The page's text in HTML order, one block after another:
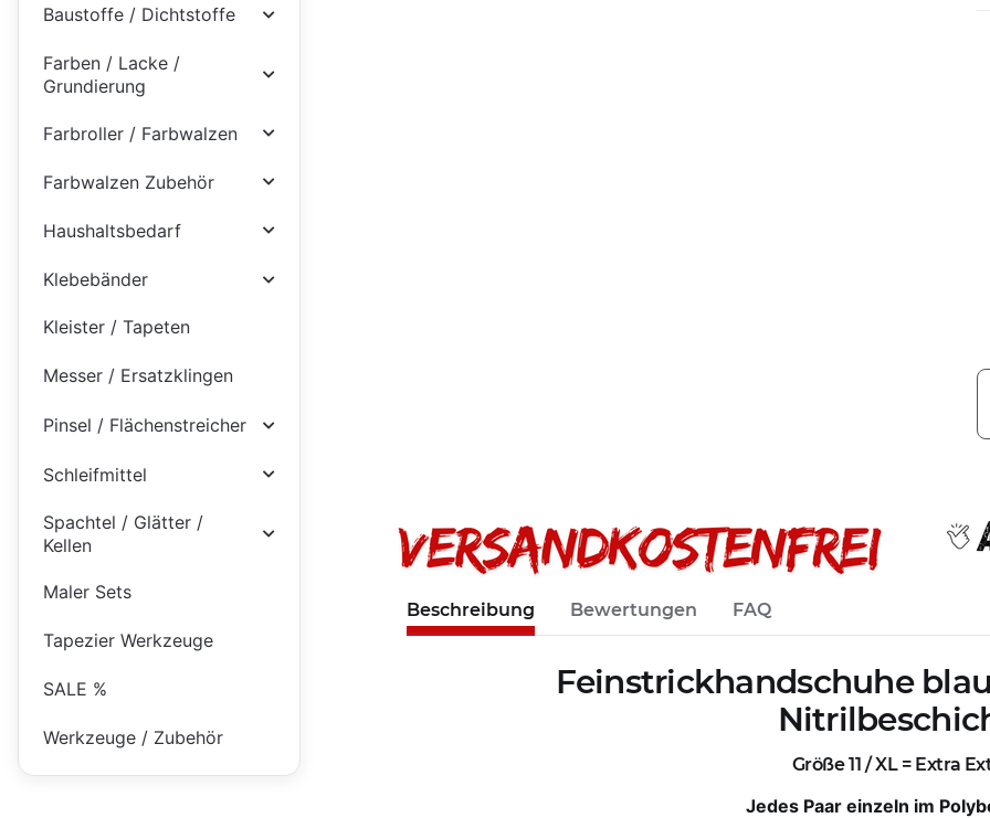
Beschreibung Bewertungen FAQ
Feinstrickhandschuhe
Größe 11 / XL = Extra
Jedes Paar einzeln im
Baustoffe / Dichtstoffe
Farben / Lacke /
Grundierung
Farbroller / Farbwalzen
Farbwalzen Zubehör
Haushaltsbedarf
Klebebänder
Kleister / Tapeten
Messer / Ersatzklingen
Pinsel / Flächenstreicher
Schleifmittel
Spachtel / Glätter /
Kellen
Maler Sets
Tapezier Werkzeuge
SALE %
Werkzeuge / Zubehör